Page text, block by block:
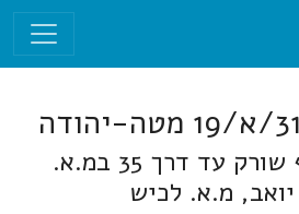
דרך מס' 6 ממחלף שורק עד דרך 35 במ.א.
מ.א. לכיש